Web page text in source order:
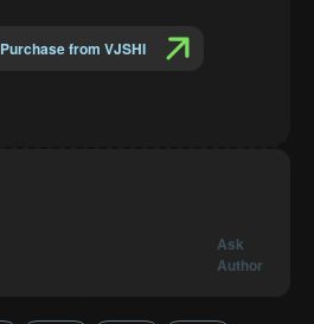
Purchase from VJSHI
Ask
Author